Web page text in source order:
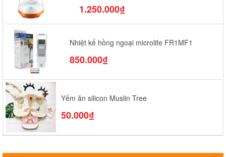
1.250.000₫
Nhiệt kế hồng ngoại microlife FR1MF1
850.000₫
Yếm ăn silicon Muslin Tree
50.000₫